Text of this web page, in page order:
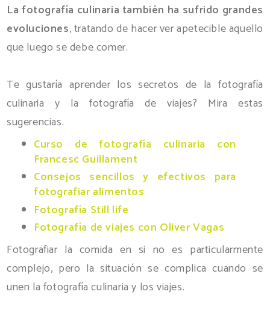
La fotografía culinaria también ha sufrido grandes
evoluciones, tratando de hacer ver apetecible aquello
que luego se debe comer.
Te gustaría aprender los secretos de la fotografía
culinaria y la fotografía de viajes? Mira estas
sugerencias.
Curso de fotografía culinaria con
Francesc Guillament
Consejos sencillos y efectivos para
fotografiar alimentos
Fotografía Still life
Fotografía de viajes con Oliver Vagas
Fotografiar la comida en si no es particularmente
complejo, pero la situación se complica cuando se
unen la fotografía culinaria y los viajes.